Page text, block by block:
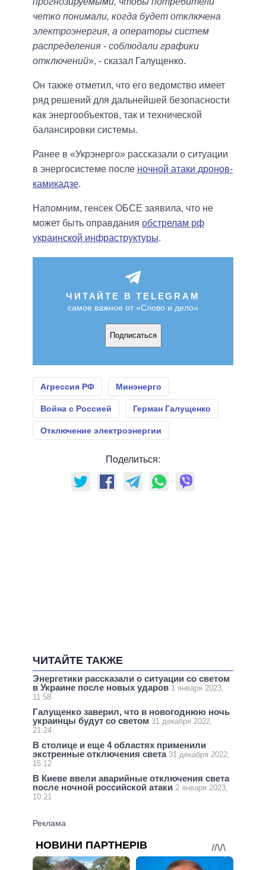
четко понимали, когда будет отключена
электроэнергия, а операторы систем
распределения - соблюдали графики
отключений», - сказал Галущенко.
Он также отметил, что его ведомство имеет
ряд решений для дальнейшей безопасности
как энергообъектов, так и технической
балансировки системы.
Ранее в «Укрэнерго» рассказали о ситуации
в энергосистеме после ночной атаки дронов-
камикадзе.
Напомним, генсек ОБСЕ заявила, что не
может быть оправдания обстрелам рф
украинской инфраструктуры.
ЧИТАЙТЕ В TELEGRAM
самое важное от «Слово и дело»
Подписаться
Агрессия РФ Минэнерго
Война с Россией Герман Галущенко
Отключение электроэнергии
Поделиться:
ЧИТАЙТЕ ТАКЖЕ
Энергетики рассказали о ситуации со светом
в Украине после новых ударов 1 января 2023,
11:58
Галущенко заверил, что в новогоднюю ночь
украинцы будут со светом 31 декабря 2022,
21:24
В столице и еще 4 областях применили
экстренные отключения света 31 декабря 2022,
15:12
В Киеве ввели аварийные отключения света
после ночной российской атаки 2 января 2023,
10:21